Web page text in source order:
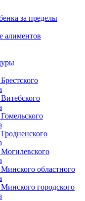
за пределы
алиментов
областного
городского